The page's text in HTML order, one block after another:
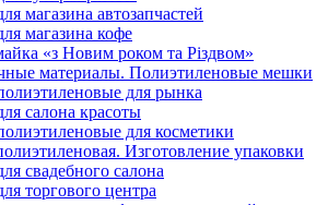
магазина автозапчастей
магазина кофе
«з Новим роком та Різдвом»
материалы. Полиэтиленовые мешки
для рынка
салона красоты
для косметики
Изготовление упаковки
свадебного салона
торгового центра